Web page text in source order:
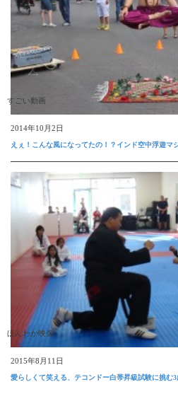
すごい動画
2014年10月2日
えぇ！こんな風になってたの！？インド空中浮遊マ
ほんわか映像
2015年8月11日
愛らしくて笑える、テコンドー白帯昇級試験に挑む3